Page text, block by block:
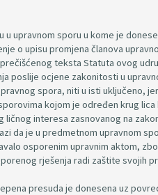
u upravnom sporu u kome je
o upisu promjena članova
teksta Statuta ovog
poslije ocjene zakonitosti u
spora, niti u isti uključeno,
kojom je određen krug
ličnog interesa zasnovanog na
da je u predmetnom upravnom
osporenim upravnim aktom,
rješenja radi zaštite svojih
presuda je donesena uz